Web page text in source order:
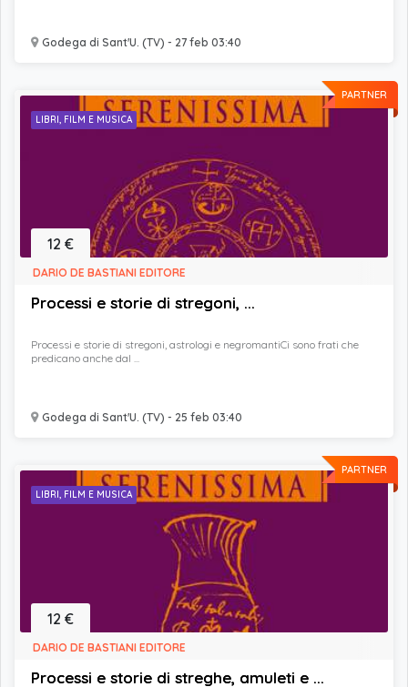
Godega di Sant'U. (TV) - 27 feb 03:40
PARTNER
LIBRI, FILM E MUSICA
Processi e storie di stregoni, ...
Godega di Sant'U. (TV) - 25 feb 03:40
12 €
DARIO DE BASTIANI EDITORE
Processi e storie di stregoni, astrologi e negromantiCi sono frati che
predicano anche dal ...
PARTNER
LIBRI, FILM E MUSICA
Processi e storie di streghe, amuleti e ...
12 €
DARIO DE BASTIANI EDITORE